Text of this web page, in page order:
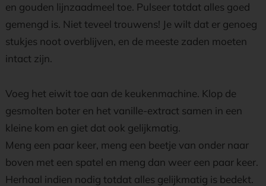
en gouden lijnzaadmeel toe. Pulseer totdat alles goed
gemengd is. Niet teveel trouwens! Je wilt dat er genoeg
stukjes noot overblijven, en de meeste zaden moeten
intact zijn.
Voeg het eiwit toe aan de keukenmachine. Klop de
gesmolten boter en het vanille-extract samen in een
kleine kom en giet dat ook gelijkmatig.
Meng een paar keer, meng een beetje van onder naar
boven met een spatel en meng dan weer een paar keer.
Herhaal indien nodig totdat alles gelijkmatig is bedekt.